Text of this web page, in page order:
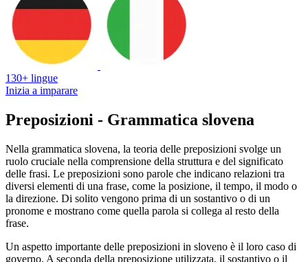
130+ lingue
Inizia a imparare
Preposizioni - Grammatica slovena
Nella grammatica slovena, la teoria delle preposizioni svolge un
ruolo cruciale nella comprensione della struttura e del significato
delle frasi. Le preposizioni sono parole che indicano relazioni tra
diversi elementi di una frase, come la posizione, il tempo, il modo o
la direzione. Di solito vengono prima di un sostantivo o di un
pronome e mostrano come quella parola si collega al resto della
frase.
Un aspetto importante delle preposizioni in sloveno è il loro caso di
governo. A seconda della preposizione utilizzata, il sostantivo o il